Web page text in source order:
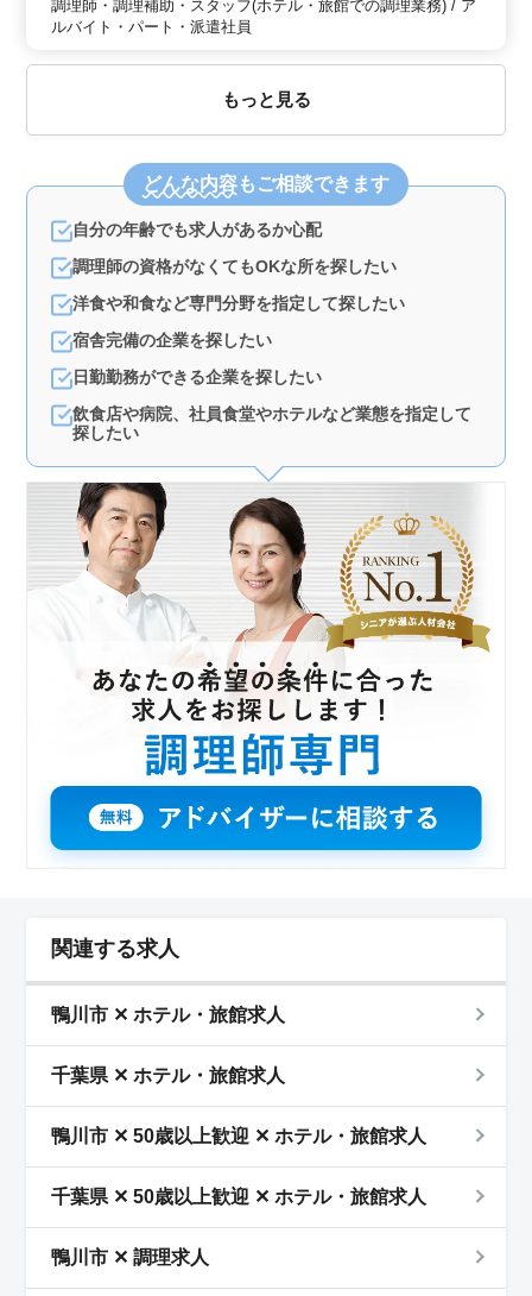
調理師・調理補助・スタッフ(ホテル・旅館での調理業務) / ア
ルバイト・パート・派遣社員
もっと見る
どんな内容もご相談できます
自分の年齢でも求人があるか心配
調理師の資格がなくてもOKな所を探したい
洋食や和食など専門分野を指定して探したい
宿舎完備の企業を探したい
日勤勤務ができる企業を探したい
飲食店や病院、社員食堂やホテルなど業態を指定して
探したい
関連する求人
鴨川市 ✕ ホテル・旅館求人
千葉県 ✕ ホテル・旅館求人
鴨川市 ✕ 50歳以上歓迎 ✕ ホテル・旅館求人
千葉県 ✕ 50歳以上歓迎 ✕ ホテル・旅館求人
鴨川市 ✕ 調理求人